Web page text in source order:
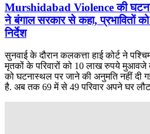
Murshidabad Violence की
ने बंगाल सरकार से कहा, प्रभावितों
निर्देश
सुनवाई के दौरान कलकत्ता हाई कोर्ट ने
मृतकों के परिवारों को 10 लाख रुपये मुआवजे
को घटनास्थल पर जाने की अनुमति नहीं दी
है. अब तक 69 में से 49 परिवार अपने घर